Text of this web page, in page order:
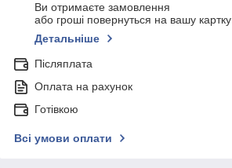
Ви отримаєте замовлення
або гроші повернуться на вашу картку
Детальніше
Післяплата
Оплата на рахунок
Готівкою
Всі умови оплати